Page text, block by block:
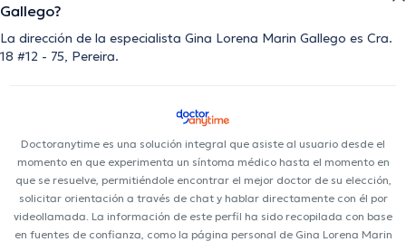
Gallego?
La dirección de la especialista Gina Lorena Marin Gallego es Cra.
18 #12 - 75, Pereira.
Doctoranytime es una solución integral que asiste al usuario desde el
momento en que experimenta un síntoma médico hasta el momento en
que se resuelve, permitiéndole encontrar el mejor doctor de su elección,
solicitar orientación a través de chat y hablar directamente con él por
videollamada. La información de este perfil ha sido recopilada con base
en fuentes de confianza, como la página personal de Gina Lorena Marin